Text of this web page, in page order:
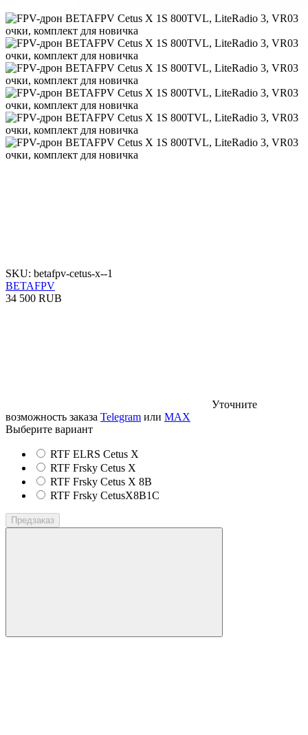
SKU: betafpv-cetus-x--1
BETAFPV
34 500 RUB
Уточните
возможность заказа Telegram или MAX
Выберите вариант
RTF ELRS Cetus X
RTF Frsky Cetus X
RTF Frsky Cetus X 8B
RTF Frsky CetusX8B1C
Предзаказ